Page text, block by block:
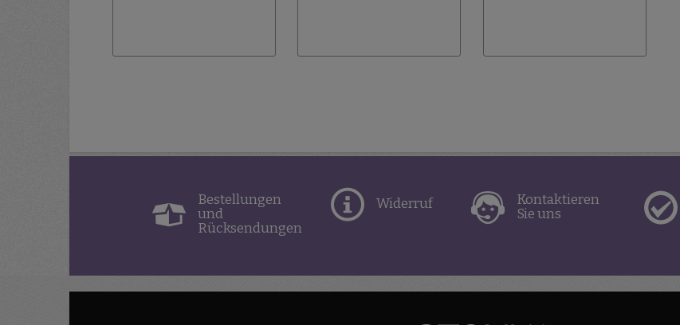
Bestellungen
und
Rücksendungen
Widerruf
Kontaktieren
Sie uns